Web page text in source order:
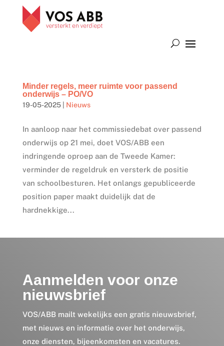
Minder regels, meer ruimte voor passend
onderwijs – PO/VO
19-05-2025| Nieuws
In aanloop naar het commissiedebat over passend
onderwijs op 21 mei, doet VOS/ABB een
indringende oproep aan de Tweede Kamer:
verminder de regeldruk en versterk de positie
van schoolbesturen. Het onlangs gepubliceerde
position paper maakt duidelijk dat de
hardnekkige...
Aanmelden voor onze
nieuwsbrief
VOS/ABB mailt wekelijks een gratis nieuwsbrief,
met nieuws en informatie over het onderwijs,
onze diensten, bijeenkomsten en vacatures.